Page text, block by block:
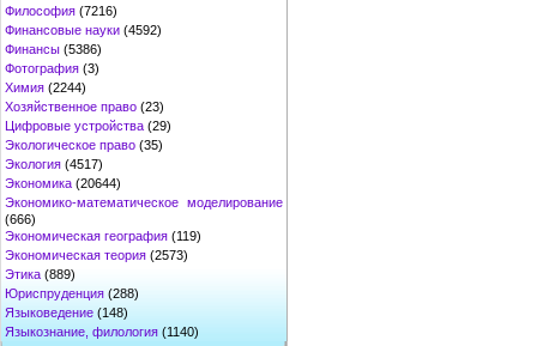
Философия (7216)
Финансовые науки (4592)
Финансы (5386)
Фотография (3)
Химия (2244)
Хозяйственное право (23)
Цифровые устройства (29)
Экологическое право (35)
Экология (4517)
Экономика (20644)
Экономико-математическое моделирование
(666)
Экономическая география (119)
Экономическая теория (2573)
Этика (889)
Юриспруденция (288)
Языковедение (148)
Языкознание, филология (1140)